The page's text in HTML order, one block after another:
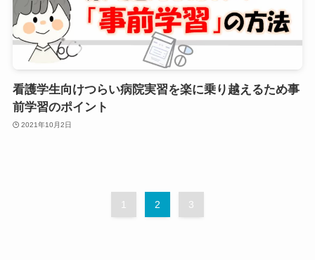
看護学生向けつらい病院実習を楽に乗り越えるため事
前学習のポイント
2021年10月2日
1 2 3